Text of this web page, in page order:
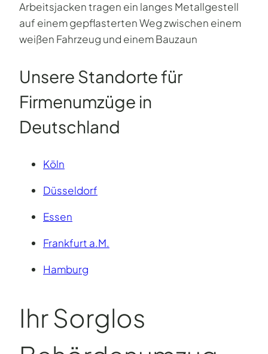
Unsere Standorte für
Firmenumzüge in
Deutschland
Köln
Düsseldorf
Essen
Frankfurt a.M.
Hamburg
Ihr Sorglos